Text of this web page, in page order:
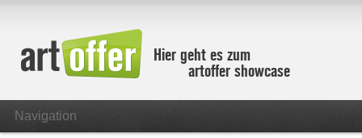
Hier geht es zum
artoffer showcase
Navigation